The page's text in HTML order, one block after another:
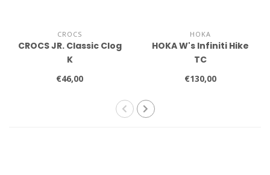
CROCS
CROCS JR. Classic Clog
K
€46,00
HOKA
HOKA W's Infiniti Hike
TC
€130,00